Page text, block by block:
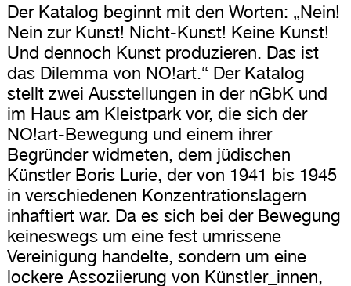
Der Katalog beginnt mit den Worten: „Nein!
Nein zur Kunst! Nicht-Kunst! Keine Kunst!
Und dennoch Kunst produzieren. Das ist
das Dilemma von NO!art.“ Der Katalog
stellt zwei Ausstellungen in der nGbK und
im Haus am Kleistpark vor, die sich der
NO!art-Bewegung und einem ihrer
Begründer widmeten, dem jüdischen
Künstler Boris Lurie, der von 1941 bis 1945
in verschiedenen Konzentrationslagern
inhaftiert war. Da es sich bei der Bewegung
keineswegs um eine fest umrissene
Vereinigung handelte, sondern um eine
lockere Assoziierung von Künstler_innen,